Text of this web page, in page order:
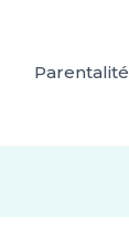
Parentalité